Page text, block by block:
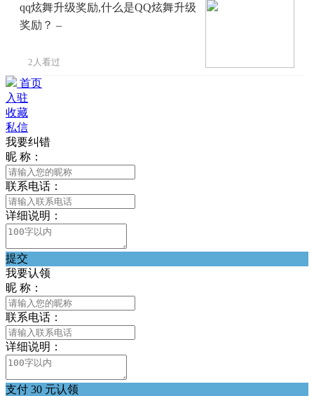
qq炫舞升级奖励,什么是QQ炫舞升级
奖励？ –
2人看过
首页
入驻
收藏
私信
我要纠错
昵 称：
联系电话：
详细说明：
提交
我要认领
昵 称：
联系电话：
详细说明：
支付 30 元认领